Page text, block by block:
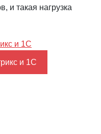
и такая нагрузка
и 1С
и 1С